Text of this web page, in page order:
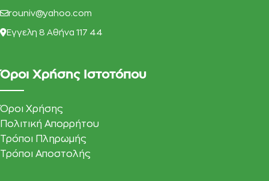
rouniv@yahoo.com
Eγγελη 8 Αθήνα 117 44
Όροι Χρήσης Ιστοτόπου
Όροι Χρήσης
Πολιτική Απορρήτου
Τρόποι Πληρωμής
Τρόποι Αποστολής